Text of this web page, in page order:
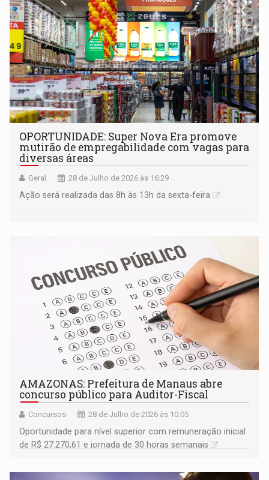
OPORTUNIDADE: Super Nova Era promove
mutirão de empregabilidade com vagas para
diversas áreas
Geral 28 de Julho de 2026 às 16:29
Ação será realizada das 8h às 13h da sexta-feira
AMAZONAS: Prefeitura de Manaus abre
concurso público para Auditor-Fiscal
Concursos 28 de Julho de 2026 às 10:05
Oportunidade para nível superior com remuneração inicial
de R$ 27.270,61 e jornada de 30 horas semanais